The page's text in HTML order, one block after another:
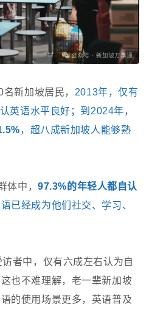
新加坡居民， 2013年，仅有
英语水平良好；到2024年，
，超八成新加坡人能够熟
体中，97.3%的年轻人都自认
已经成为他们社交、学习、
者中，仅有六成左右认为自
也不难理解，老一辈新加坡
的使用场景更多，英语普及